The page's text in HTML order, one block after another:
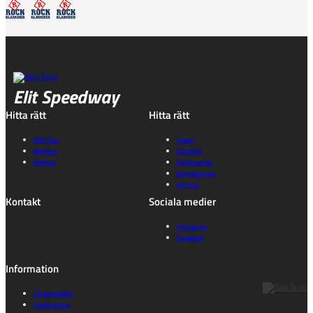
Elit Speedway
Hitta rätt
ESS Play
Biljetter
Schema
Hitta rätt
Lagen
Statistik
Nyhetsarkiv
Kontakta oss
Om oss
Kontakt Sociala medier
Instagram
Facebook
Information
Tillgänglighet
Cookie policy